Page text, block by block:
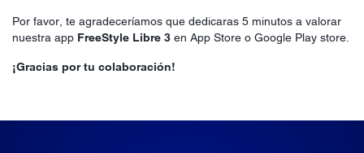
Por favor, te agradeceríamos que dedicaras 5 minutos a valorar
nuestra app FreeStyle Libre 3 en App Store o Google Play store.
¡Gracias por tu colaboración!